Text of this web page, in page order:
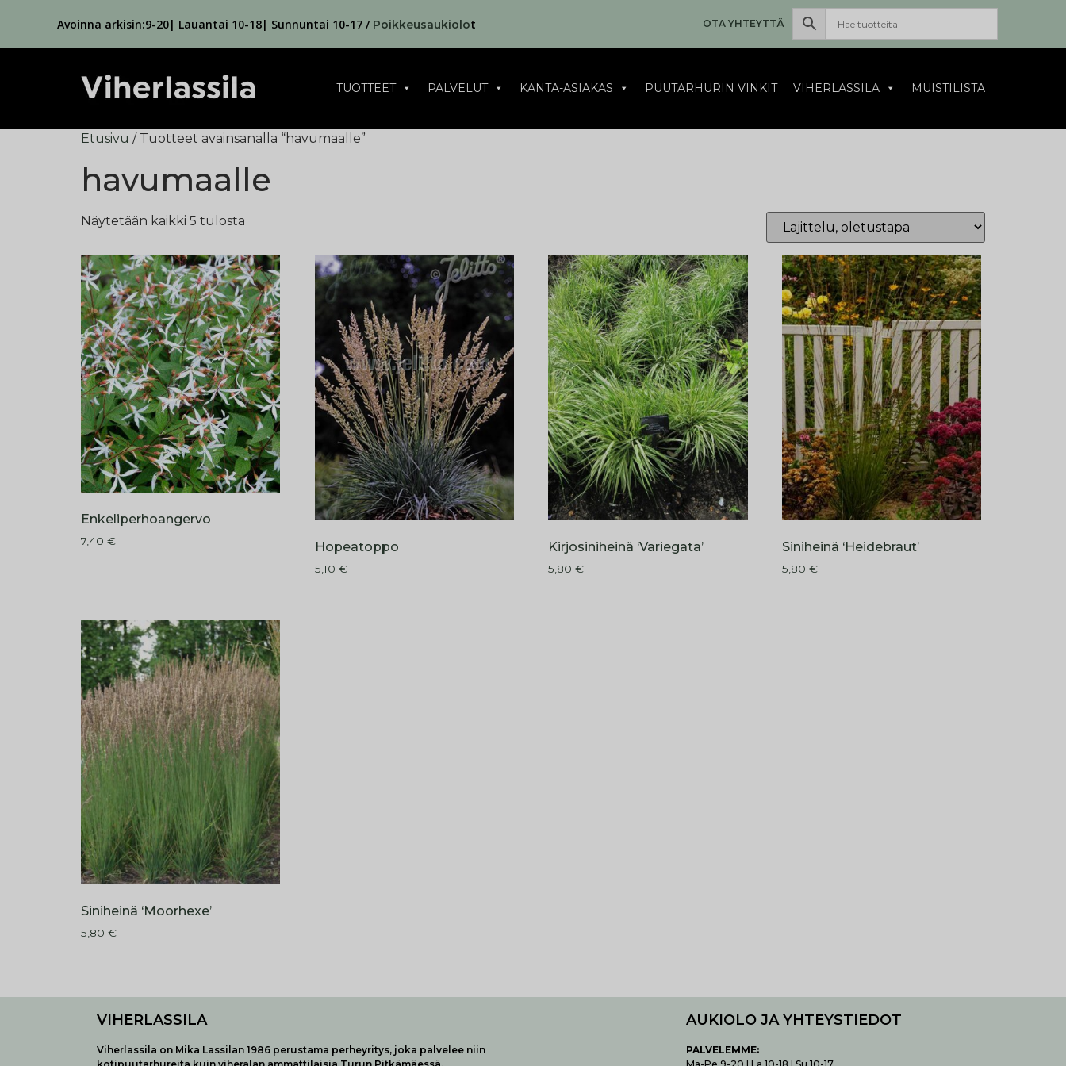
Avoinna arkisin:9-20| Lauantai 10-18| Sunnuntai 10-17 / Poikkeusaukiolot OTA YHTEYTTÄ
TUOTTEET PALVELUT KANTA-ASIAKAS PUUTARHURIN VINKIT VIHERLASSILA MUISTILISTA
Etusivu / Tuotteet avainsanalla “havumaalle”
havumaalle
Näytetään kaikki 5 tulosta
Enkeliperhoangervo
7,40 € Hopeatoppo
5,10 €
Kirjosiniheinä ‘Variegata’
5,80€
Siniheinä ‘Heidebraut’
5,80€
Siniheinä ‘Moorhexe’
5,80 €
VIHERLASSILA
Viherlassila on Mika Lassilan 1986 perustama perheyritys, joka palvelee niin
AUKIOLO JA YHTEYSTIEDOT
PALVELEMME: